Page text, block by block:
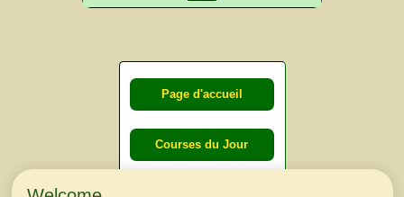
Page d'accueil
Courses du Jour